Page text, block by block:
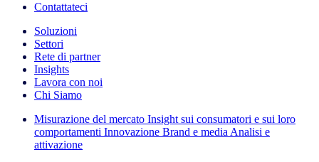
Contattateci
Soluzioni
Settori
Rete di partner
Insights
Lavora con noi
Chi Siamo
Misurazione del mercato Insight sui consumatori e sui loro
comportamenti Innovazione Brand e media Analisi e
attivazione